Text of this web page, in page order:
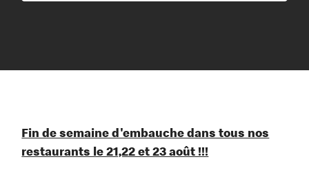
Fin de semaine d'embauche dans tous nos
restaurants le 21,22 et 23 août !!!